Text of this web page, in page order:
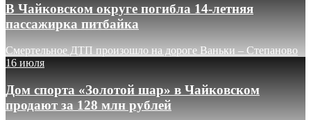
В Чайковском округе погибла 14-летняя
пассажирка питбайка
Смертельное ДТП произошло на дороге Ваньки – Степаново
16 июля
Дом спорта «Золотой шар» в Чайковском
продают за 128 млн рублей